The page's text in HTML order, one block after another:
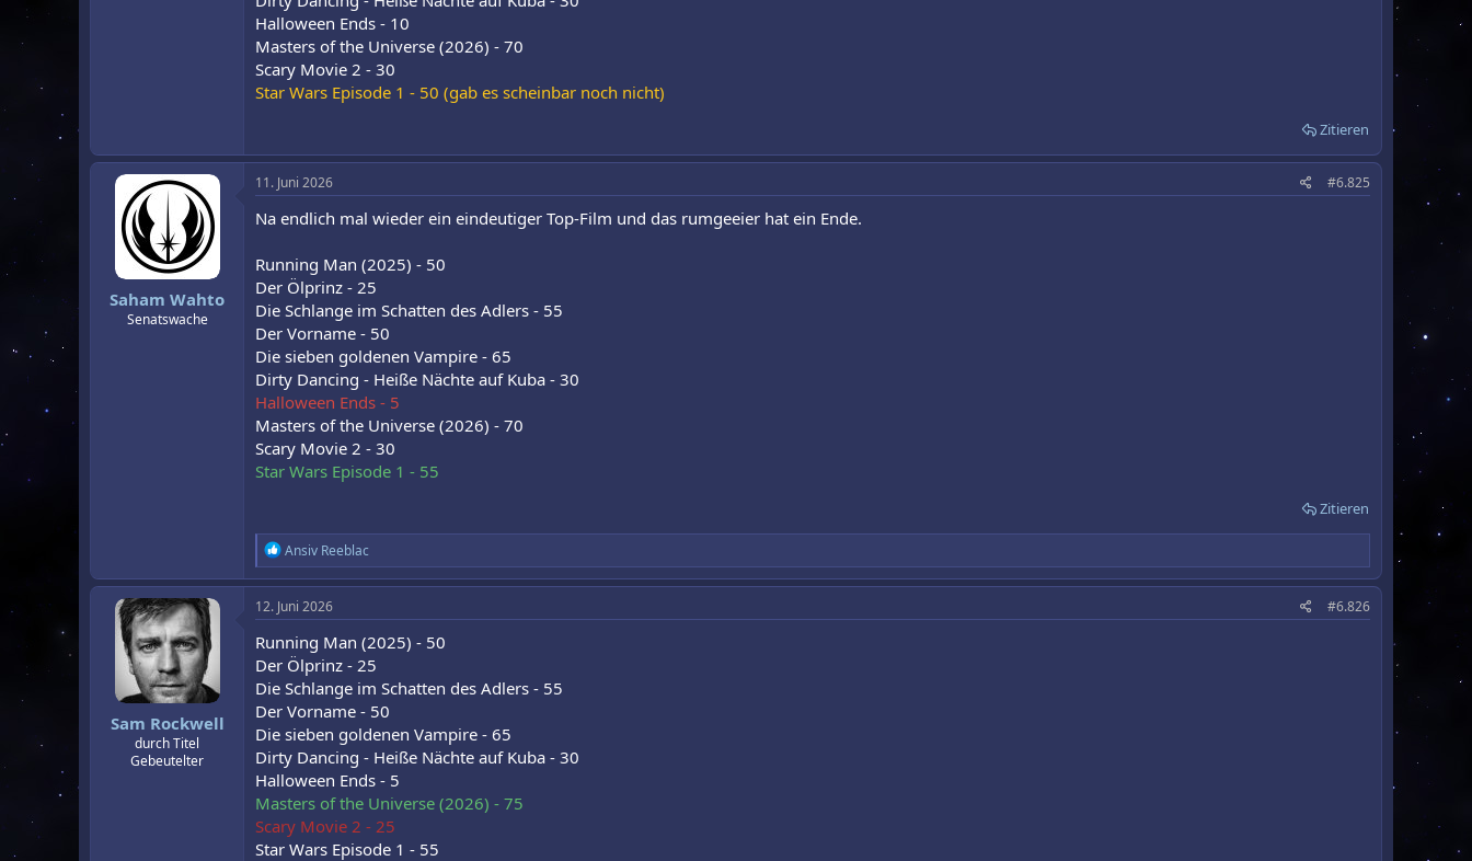
Halloween Ends - 10
Masters of the Universe (2026) - 70
Scary Movie 2 - 30
Star Wars Episode 1 - 50 (gab es scheinbar noch nicht)
Zitieren
Saham Wahto
Senatswache
11. Juni 2026 #6.825
Na endlich mal wieder ein eindeutiger Top-Film und das rumgeeier hat ein Ende.
Running Man (2025) - 50
Der Ölprinz - 25
Die Schlange im Schatten des Adlers - 55
Der Vorname - 50
Die sieben goldenen Vampire - 65
Dirty Dancing - Heiße Nächte auf Kuba - 30
Halloween Ends - 5
Masters of the Universe (2026) - 70
Scary Movie 2 - 30
Star Wars Episode 1 - 55
Zitieren
R
e
a
k
t
i
o
n
e
n
Ansiv Reeblac
Sam Rockwell
durch Titel
Gebeutelter
12. Juni 2026 #6.826
Running Man (2025) - 50
Der Ölprinz - 25
Die Schlange im Schatten des Adlers - 55
Der Vorname - 50
Die sieben goldenen Vampire - 65
Dirty Dancing - Heiße Nächte auf Kuba - 30
Halloween Ends - 5
Masters of the Universe (2026) - 75
Scary Movie 2 - 25
Star Wars Episode 1 - 55